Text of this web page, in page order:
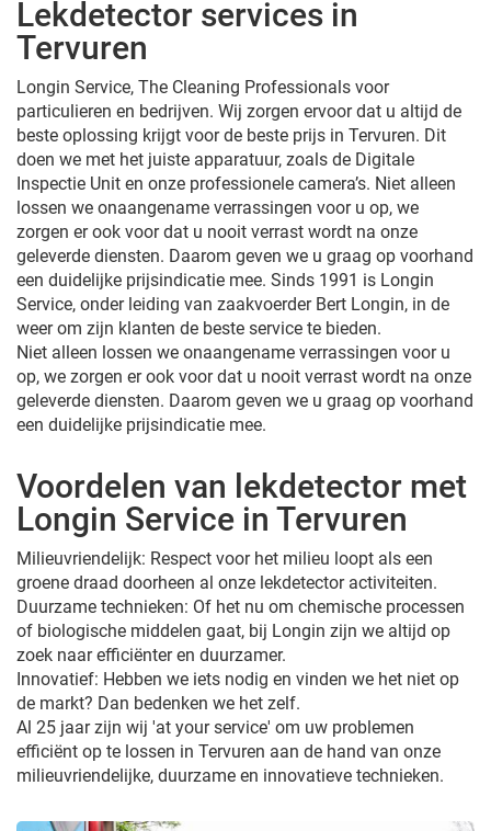
Lekdetector services in
Tervuren
Longin Service, The Cleaning Professionals voor
particulieren en bedrijven. Wij zorgen ervoor dat u altijd de
beste oplossing krijgt voor de beste prijs in Tervuren. Dit
doen we met het juiste apparatuur, zoals de Digitale
Inspectie Unit en onze professionele camera’s. Niet alleen
lossen we onaangename verrassingen voor u op, we
zorgen er ook voor dat u nooit verrast wordt na onze
geleverde diensten. Daarom geven we u graag op voorhand
een duidelijke prijsindicatie mee. Sinds 1991 is Longin
Service, onder leiding van zaakvoerder Bert Longin, in de
weer om zijn klanten de beste service te bieden.
Niet alleen lossen we onaangename verrassingen voor u
op, we zorgen er ook voor dat u nooit verrast wordt na onze
geleverde diensten. Daarom geven we u graag op voorhand
een duidelijke prijsindicatie mee.
Voordelen van lekdetector met
Longin Service in Tervuren
Milieuvriendelijk: Respect voor het milieu loopt als een
groene draad doorheen al onze lekdetector activiteiten.
Duurzame technieken: Of het nu om chemische processen
of biologische middelen gaat, bij Longin zijn we altijd op
zoek naar efficiënter en duurzamer.
Innovatief: Hebben we iets nodig en vinden we het niet op
de markt? Dan bedenken we het zelf.
Al 25 jaar zijn wij 'at your service' om uw problemen
efficiënt op te lossen in Tervuren aan de hand van onze
milieuvriendelijke, duurzame en innovatieve technieken.